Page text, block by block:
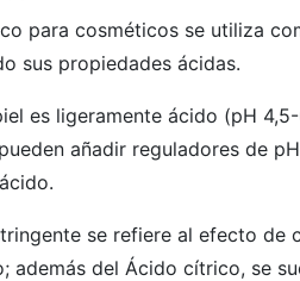
para cosméticos se utiliza
sus propiedades ácidas.
es ligeramente ácido (pH
añadir reguladores de
se refiere al efecto de
además del Ácido cítrico, se